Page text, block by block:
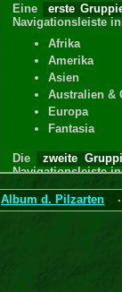
Eine
erste
Navigationsleiste
Afrika
Amerika
Asien
Australien &
Europa
Fantasia
Die zweite
Navigationsleiste
Alle Marken
Kleinbogen/
Album d. Pilzarten ·